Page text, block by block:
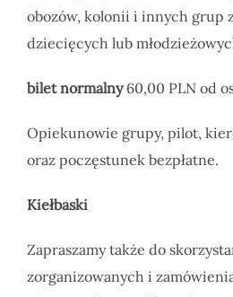
obozów, kolonii i innych grup
dziecięcych lub
bilet normalny60,00 PLN od
Opiekunowie grupy, pilot,
oraz poczęstunek bezpłatne.
Kiełbaski
Zapraszamy także do
zorganizowanych i